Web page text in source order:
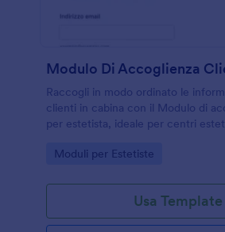
Raccogli in modo ordinato le
clienti in cabina con il Modulo di
per estetista, ideale per centri
con Jotform.
Go to Category:
Moduli per Estetiste
Usa Template